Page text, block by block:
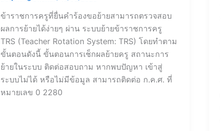
ข้าราชการครูที่ยื่นคำร้องขอย้ายสามารถตรวจสอบ
ผลการย้ายได้ง่ายๆ ผ่าน ระบบย้ายข้าราชการครู
TRS (Teacher Rotation System: TRS) โดยทำตาม
ขั้นตอนดังนี้ ขั้นตอนการเช็กผลย้ายครู สถานะการ
ย้ายในระบบ ติดต่อสอบถาม หากพบปัญหา เข้าสู่
ระบบไม่ได้ หรือไม่มีข้อมูล สามารถติดต่อ ก.ค.ศ. ที่
หมายเลข 0 2280